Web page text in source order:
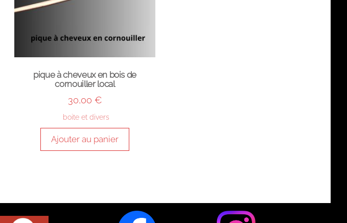
pique à cheveux en bois de
cornouiller local
30,00 €
boite et divers
Ajouter au panier